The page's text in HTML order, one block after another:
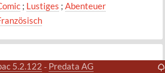
; Lustiges ; Abenteuer
5.2.122 - Predata AG